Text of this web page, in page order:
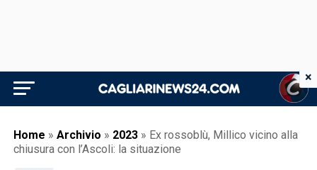
Home » Archivio » 2023 » Ex rossoblù, Millico vicino alla
chiusura con l’Ascoli: la situazione
×